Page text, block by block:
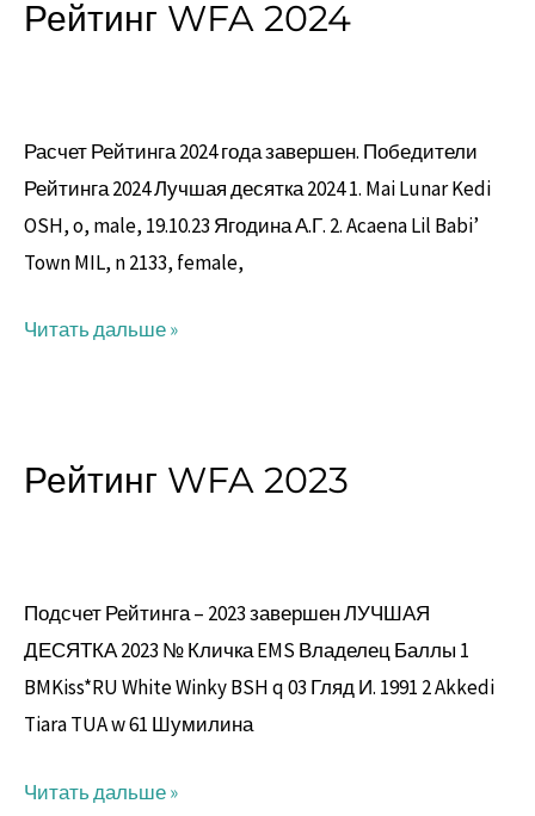
Рейтинг WFA 2024
Расчет Рейтинга 2024 года завершен. Победители
Рейтинга 2024 Лучшая десятка 2024 1. Mai Lunar Kedi
OSH, o, male, 19.10.23 Ягодина А.Г. 2. Acaena Lil Babi’
Town MIL, n 2133, female,
Рейтинг
Читать дальше »
Рейтинг WFA 2023
Подсчет Рейтинга – 2023 завершен ЛУЧШАЯ
ДЕСЯТКА 2023 № Кличка EMS Владелец Баллы 1
BMKiss*RU White Winky BSH q 03 Гляд И. 1991 2 Akkedi
Tiara TUA w 61 Шумилина
Рейтинг
Читать дальше »